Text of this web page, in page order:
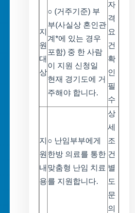
지
원
대
상
○ (거주기준) 부
부(사실상 혼인관
계*에 있는 경우
포함) 중 한 사람
이 지원 신청일
현재 경기도에 거
주해야 합니다.
자
격
요
건
확
인
필
수
지
원
내
용
○ 난임부부에게
한방 의료를 통한
맞춤형 난임 치료
를 지원합니다.
상
세
조
건
별
도
문
의